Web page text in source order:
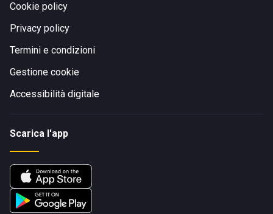
Cookie policy
Privacy policy
Termini e condizioni
Gestione cookie
Accessibilità digitale
Scarica l'app